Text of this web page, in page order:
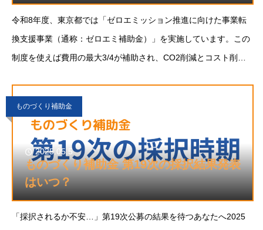
令和8年度、東京都では「ゼロエミッション推進に向けた事業転
換支援事業（通称：ゼロエミ補助金）」を実施しています。この
制度を使えば費用の最大3/4が補助され、CO2削減とコスト削減
経費・補助率・活用ポイントをわかりやすく
ものづくり補助金
2025.05.5
ものづくり補助金 第19次の採択結果発表
はいつ？
「採択されるか不安…」第19次公募の結果を待つあなたへ2025